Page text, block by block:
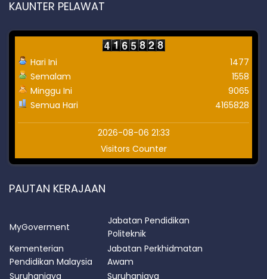
KAUNTER PELAWAT
Hari Ini
Semalam
Minggu Ini
Semua Hari
1477
1558
9065
4165828
2026-08-06 21:33
Visitors Counter
PAUTAN KERAJAAN
MyGoverment
Jabatan Pendidikan
Politeknik
Kementerian
Pendidikan Malaysia
Jabatan Perkhidmatan
Awam
Suruhanjaya
Suruhanjaya